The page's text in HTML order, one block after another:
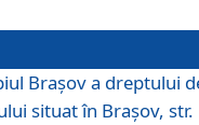
Brașov a dreptului
situat în Brașov, str.